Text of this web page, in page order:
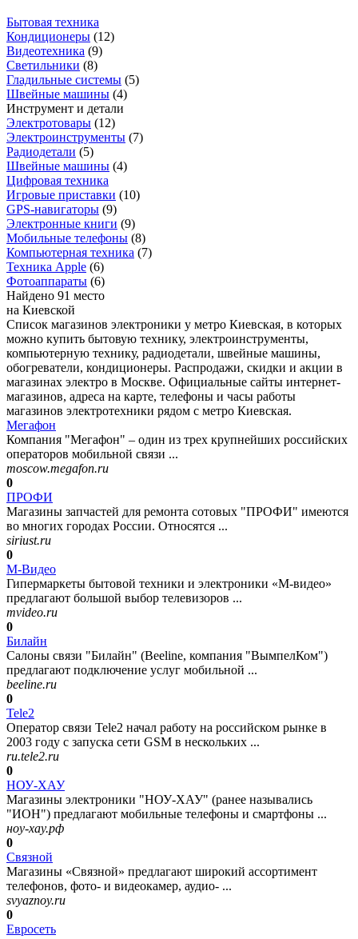
Бытовая техника
Кондиционеры (12)
Видеотехника (9)
Светильники (8)
Гладильные системы (5)
Швейные машины (4)
Инструмент и детали
Электротовары (12)
Электроинструменты (7)
Радиодетали (5)
Швейные машины (4)
Цифровая техника
Игровые приставки (10)
GPS-навигаторы (9)
Электронные книги (9)
Мобильные телефоны (8)
Компьютерная техника (7)
Техника Apple (6)
Фотоаппараты (6)
Найдено 91 место
на Киевской
Список магазинов электроники у метро Киевская, в которых
можно купить бытовую технику, электроинструменты,
компьютерную технику, радиодетали, швейные машины,
обогреватели, кондиционеры. Распродажи, скидки и акции в
магазинах электро в Москве. Официальные сайты интернет-
магазинов, адреса на карте, телефоны и часы работы
магазинов электротехники рядом с метро Киевская.
Мегафон
Компания "Мегафон" – один из трех крупнейших российских
операторов мобильной связи ...
moscow.megafon.ru
0
ПРОФИ
Магазины запчастей для ремонта сотовых "ПРОФИ" имеются
во многих городах России. Относятся ...
siriust.ru
0
М-Видео
Гипермаркеты бытовой техники и электроники «М-видео»
предлагают большой выбор телевизоров ...
mvideo.ru
0
Билайн
Салоны связи "Билайн" (Beeline, компания "ВымпелКом")
предлагают подключение услуг мобильной ...
beeline.ru
0
Tele2
Оператор связи Tele2 начал работу на российском рынке в
2003 году с запуска сети GSM в нескольких ...
ru.tele2.ru
0
НОУ-ХАУ
Магазины электроники "НОУ-ХАУ" (ранее назывались
"ИОН") предлагают мобильные телефоны и смартфоны ...
ноу-хау.рф
0
Связной
Магазины «Связной» предлагают широкий ассортимент
телефонов, фото- и видеокамер, аудио- ...
svyaznoy.ru
0
Евросеть